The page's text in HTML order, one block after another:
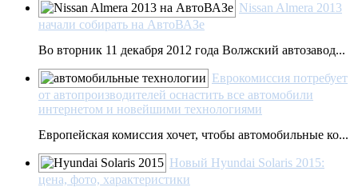
Nissan Almera 2013
начали собирать на АвтоВАЗе
Во вторник 11 декабря 2012 года Волжский автозавод...
Еврокомиссия потребует
от автопроизводителей оснастить все автомобили
интернетом и новейшими технологиями
Европейская комиссия хочет, чтобы автомобильные ко...
Новый Hyundai Solaris 2015:
цена, фото, характеристики